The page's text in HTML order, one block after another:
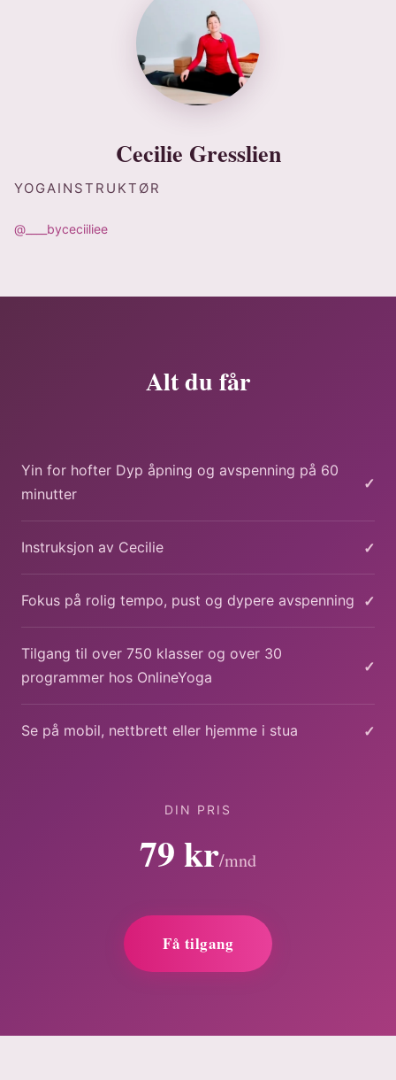
Cecilie Gresslien
YOGAINSTRUKTØR
@____byceciiliee
Alt du får
Yin for hofter Dyp åpning og avspenning på 60
minutter
✓
Instruksjon av Cecilie ✓
Fokus på rolig tempo, pust og dypere avspenning ✓
Tilgang til over 750 klasser og over 30
programmer hos OnlineYoga
✓
Se på mobil, nettbrett eller hjemme i stua ✓
DIN PRIS
79 kr/mnd
Få tilgang